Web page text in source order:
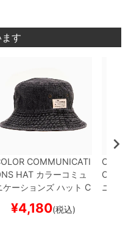
す
COMMUNICATI
HAT カラーコミュ
ケーションズ ハット C
ENIMBLACK DENIM
¥4,180(税込)
ONS
ニケー